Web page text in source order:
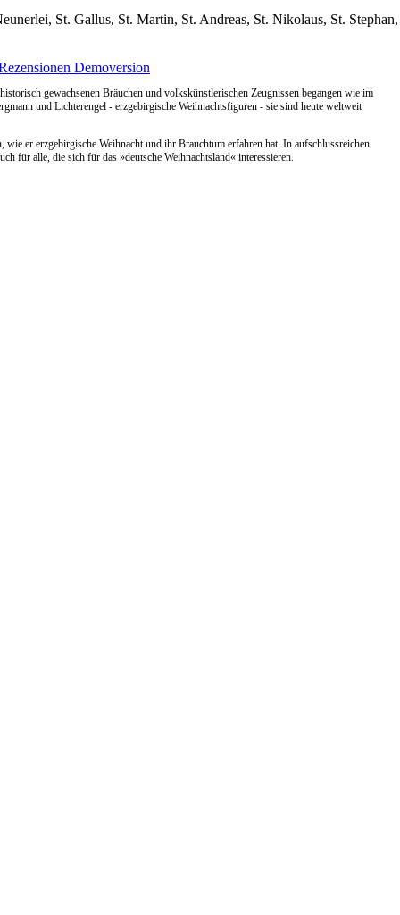
St. Gallus, St. Martin, St. Andreas, St. Nikolaus, St.
Demoversion
gewachsenen Bräuchen und volkskünstlerischen Zeugnissen begangen wie im
und Lichterengel - erzgebirgische Weihnachtsfiguren - sie sind heute weltweit
er erzgebirgische Weihnacht und ihr Brauchtum erfahren hat. In aufschlussreichen
für alle, die sich für das »deutsche Weihnachtsland« interessieren.